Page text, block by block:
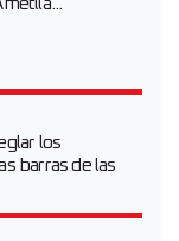
los
barras de las